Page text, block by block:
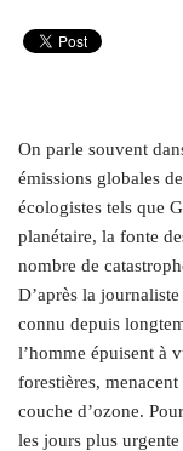
On parle souvent
émissions globales
écologistes tels que
planétaire, la fonte
nombre de
D’après la
connu depuis
l’homme épuisent à
forestières,
couche d’ozone.
les jours plus